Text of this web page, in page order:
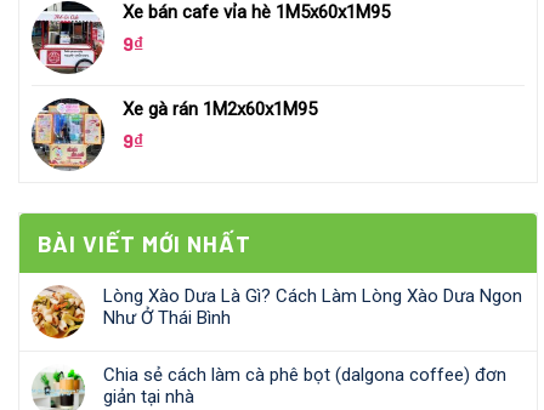
Xe bán cafe vỉa hè 1M5x60x1M95
9₫
Xe gà rán 1M2x60x1M95
9₫
BÀI VIẾT MỚI NHẤT
Lòng Xào Dưa Là Gì? Cách Làm Lòng Xào Dưa Ngon
Như Ở Thái Bình
Chia sẻ cách làm cà phê bọt (dalgona coffee) đơn
giản tại nhà